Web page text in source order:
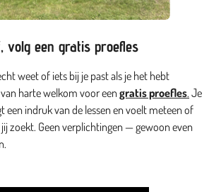
volg een gratis proefles
weet of iets bij je past als je het hebt
harte welkom voor eengratis proefles.Je
indruk van de lessen en voelt meteen of
zoekt. Geen verplichtingen — gewoon even